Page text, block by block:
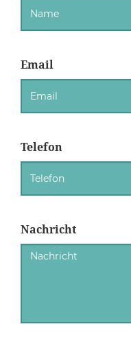
Email
Telefon
Nachricht